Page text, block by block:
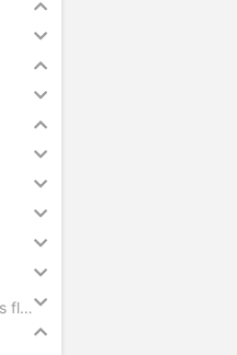
moeilijke vaste voorzetsels flitsen